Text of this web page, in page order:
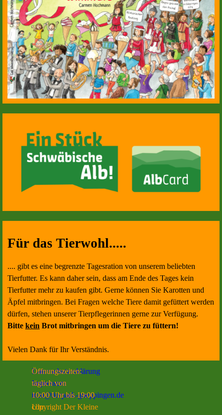
Für das Tierwohl.....
.... gibt es eine begrenzte Tagesration von unserem beliebten
Tierfutter. Es kann daher sein, dass am Ende des Tages kein
Tierfutter mehr zu kaufen gibt. Gerne können Sie Karotten und
Äpfel mitbringen. Bei Fragen welche Tiere damit gefüttert werden
dürfen, stehen unserer Tierpflegerinnen gerne zur Verfügung.
Bitte kein Brot mitbringen um die Tiere zu füttern!
Vielen Dank für Ihr Verständnis.
Öffnungszeiten:
täglich von
10:00 Uhr bis 19:00
Uhr
Datenschutzerklärung
Impressum
info@tierpark-goeppingen.de
copyright Der Kleine